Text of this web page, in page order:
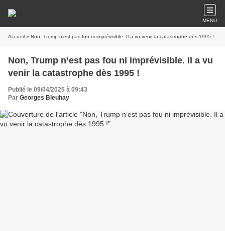
MENU
Accueil » Non, Trump n’est pas fou ni imprévisible. Il a vu venir la catastrophe dès 1995 !
Non, Trump n’est pas fou ni imprévisible. Il a vu
venir la catastrophe dès 1995 !
Publié le 09/04/2025 à 09:43
Par Georges Bleuhay